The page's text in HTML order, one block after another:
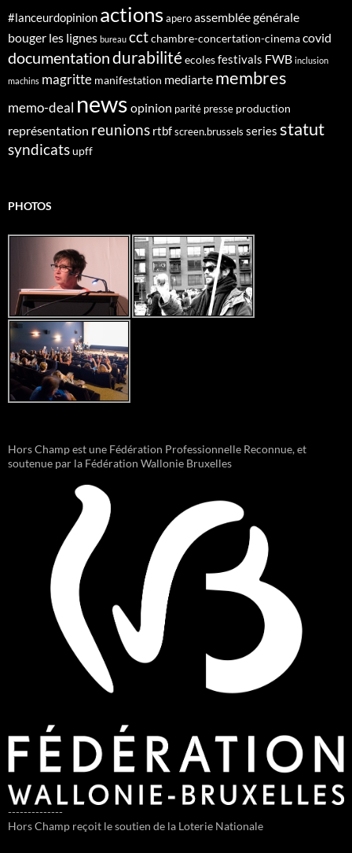
#lanceurdopinion actions apero assemblée générale
bouger les lignes bureau cctchambre-concertation-cinemacovid
documentationdurabilitéecolesfestivals FWB inclusion
machins magritte manifestation mediarte membres
memo-deal news opinion parité presse production
représentation reunions rtbf screen.brussels series statut
syndicatsupff
PHOTOS
Hors Champ est une Fédération Professionnelle Reconnue, et
soutenue par la Fédération Wallonie Bruxelles
--------------
Hors Champ reçoit le soutien de la Loterie Nationale